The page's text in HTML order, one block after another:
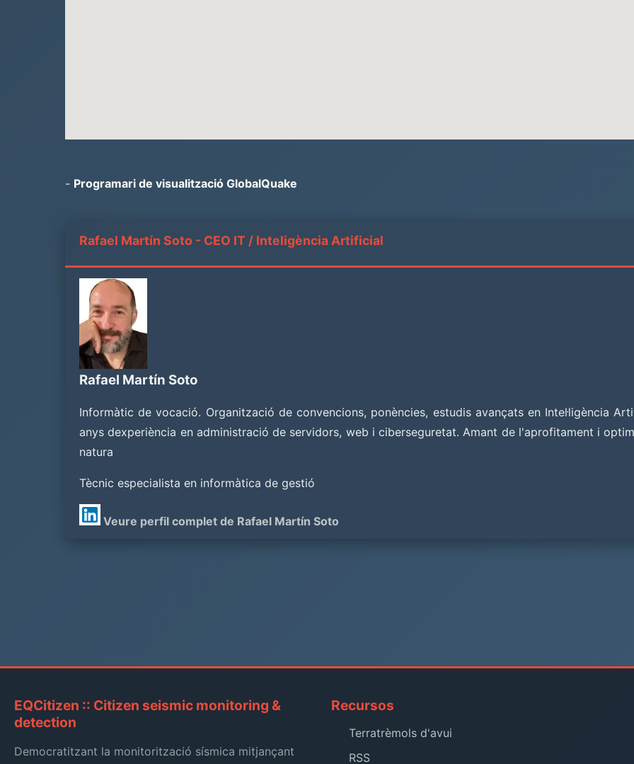
- Programari de visualització GlobalQuake
Rafael Martín Soto - CEO IT / Inteligència Artificial
Rafael Martín Soto
Informàtic de vocació. Organització de convencions, ponències, estudis avançats en Intel·ligència
anys dexperiència en administració de servidors, web i ciberseguretat. Amant de l'aprofitament i
natura
Tècnic especialista en informàtica de gestió
Veure perfil complet de Rafael Martín Soto
EQCitizen :: Citizen seismic monitoring &
detection
Democratitzant la monitorització sísmica mitjançant
Recursos
Terratrèmols d'avui
RSS